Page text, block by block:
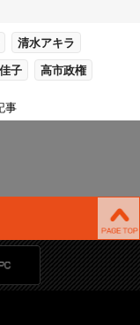
清水アキラ
子 高市政権
事